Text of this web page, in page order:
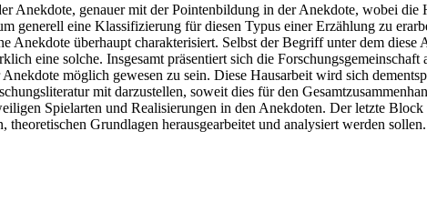
Anekdote, genauer mit der Pointenbildung in der Anekdote, wobei
generell eine Klassifizierung für diesen Typus einer Erzählung zu
Anekdote überhaupt charakterisiert. Selbst der Begriff unter dem
eine solche. Insgesamt präsentiert sich die
möglich gewesen zu sein. Diese Hausarbeit wird sich
mit darzustellen, soweit dies für den
Spielarten und Realisierungen in den Anekdoten. Der letzte
theoretischen Grundlagen herausgearbeitet und analysiert werden sollen.